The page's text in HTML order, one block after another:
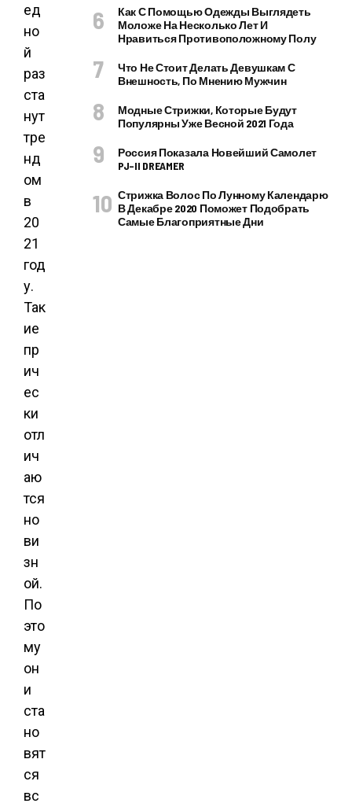
ед
но
й
раз
ста
нут
тре
нд
ом
в
20
21
год
у.
Так
ие
пр
ич
ес
ки
отл
ич
аю
тся
но
ви
зн
ой.
По
это
му
он
и
ста
но
вят
ся
вс
Как С Помощью Одежды Выглядеть
Моложе На Несколько Лет И
Нравиться Противоположному Полу
Что Не Стоит Делать Девушкам С
Внешность, По Мнению Мужчин
Модные Стрижки, Которые Будут
Популярны Уже Весной 2021 Года
Россия Показала Новейший Самолет
PJ–II DREAMER
Стрижка Волос По Лунному Календарю
В Декабре 2020 Поможет Подобрать
Самые Благоприятные Дни